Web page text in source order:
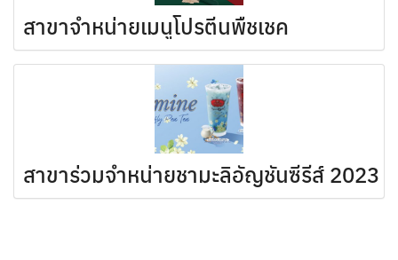
สาขาจำหน่ายเมนูโปรตีนพืชเชค
สาขาร่วมจำหน่ายชามะลิอัญชันซีรีส์ 2023